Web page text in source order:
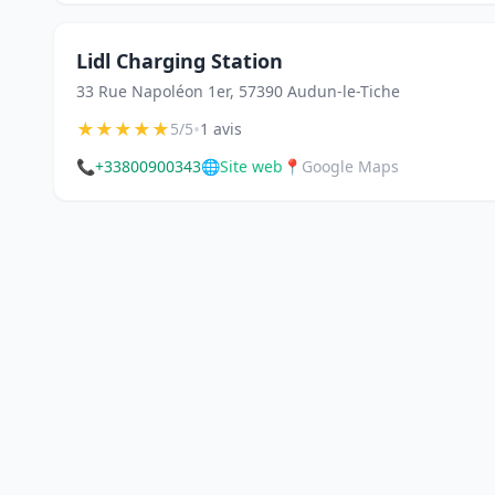
Lidl Charging Station
33 Rue Napoléon 1er, 57390 Audun-le-Tiche
★★★★★5/5•1 avis
📞+33800900343🌐Site web 📍 Google Maps